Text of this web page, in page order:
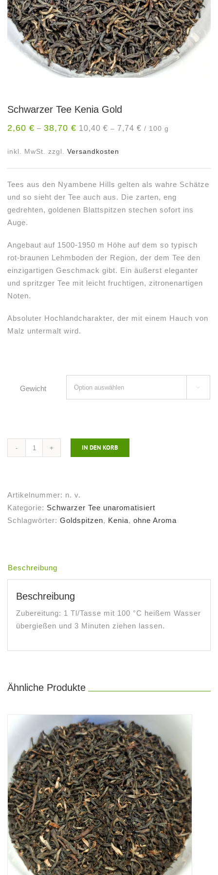
Schwarzer Tee Kenia Gold
2,60 € – 38,70 € 10,40 € – 7,74 € / 100 g
inkl. MwSt. zzgl. Versandkosten
Tees aus den Nyambene Hills gelten als wahre Schätze
und so sieht der Tee auch aus. Die zarten, eng
gedrehten, goldenen Blattspitzen stechen sofort ins
Auge.
Angebaut auf 1500-1950 m Höhe auf dem so typisch
rot-braunen Lehmboden der Region, der dem Tee den
einzigartigen Geschmack gibt. Ein äußerst eleganter
und spritzger Tee mit leicht fruchtigen, zitronenartigen
Noten.
Absoluter Hochlandcharakter, der mit einem Hauch von
Malz untermalt wird.
Gewicht 
Menge
IN DEN KORB
Artikelnummer: n. v.
Kategorie: Schwarzer Tee unaromatisiert
Schlagwörter: Goldspitzen, Kenia, ohne Aroma
Beschreibung
Beschreibung
Zubereitung: 1 Tl/Tasse mit 100 °C heißem Wasser
übergießen und 3 Minuten ziehen lassen.
Ähnliche Produkte